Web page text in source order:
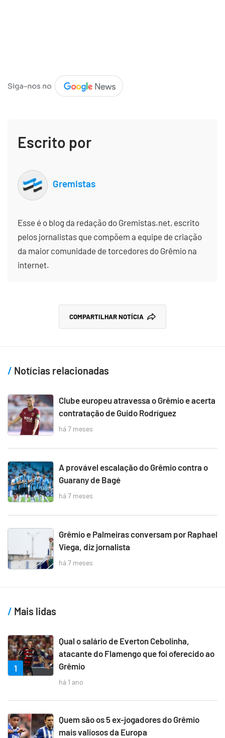
Escrito por
Gremistas
Esse é o blog da redação do Gremistas.net, escrito
pelos jornalistas que compõem a equipe de criação
da maior comunidade de torcedores do Grêmio na
internet.
COMPARTILHAR NOTÍCIA
Notícias relacionadas
Clube europeu atravessa o Grêmio e acerta
contratação de Guido Rodríguez
há 7 meses
A provável escalação do Grêmio contra o
Guarany de Bagé
há 7 meses
Grêmio e Palmeiras conversam por Raphael
Viega, diz jornalista
há 7 meses
Mais lidas
1
Qual o salário de Everton Cebolinha,
atacante do Flamengo que foi oferecido ao
Grêmio
há 1 ano
Quem são os 5 ex-jogadores do Grêmio
mais valiosos da Europa